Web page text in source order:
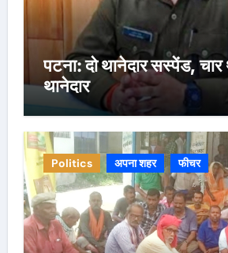
पटना: दो थानेदार सस्पेंड, चार
थानेदार
Politics अपना शहर फीचर